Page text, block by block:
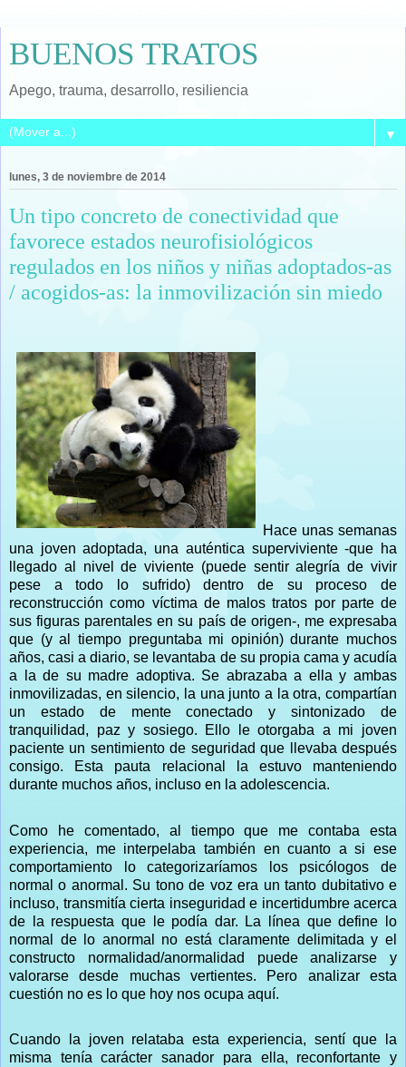
BUENOS TRATOS
Apego, trauma, desarrollo, resiliencia
▼
lunes, 3 de noviembre de 2014
Un tipo concreto de conectividad que
favorece estados neurofisiológicos
regulados en los niños y niñas adoptados-as
/ acogidos-as: la inmovilización sin miedo
Hace unas semanas
una joven adoptada, una auténtica superviviente -que ha
llegado al nivel de viviente (puede sentir alegría de vivir
pese a todo lo sufrido) dentro de su proceso de
reconstrucción como víctima de malos tratos por parte de
sus figuras parentales en su país de origen-, me expresaba
que (y al tiempo preguntaba mi opinión) durante muchos
años, casi a diario, se levantaba de su propia cama y acudía
a la de su madre adoptiva. Se abrazaba a ella y ambas
inmovilizadas, en silencio, la una junto a la otra, compartían
un estado de mente conectado y sintonizado de
tranquilidad, paz y sosiego. Ello le otorgaba a mi joven
paciente un sentimiento de seguridad que llevaba después
consigo. Esta pauta relacional la estuvo manteniendo
durante muchos años, incluso en la adolescencia.
Como he comentado, al tiempo que me contaba esta
experiencia, me interpelaba también en cuanto a si ese
comportamiento lo categorizaríamos los psicólogos de
normal o anormal. Su tono de voz era un tanto dubitativo e
incluso, transmitía cierta inseguridad e incertidumbre acerca
de la respuesta que le podía dar. La línea que define lo
normal de lo anormal no está claramente delimitada y el
constructo normalidad/anormalidad puede analizarse y
valorarse desde muchas vertientes. Pero analizar esta
cuestión no es lo que hoy nos ocupa aquí.
Cuando la joven relataba esta experiencia, sentí que la
misma tenía carácter sanador para ella, reconfortante y